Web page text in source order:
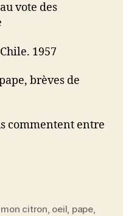
vote des
1957
brèves de
commentent entre
citron, oeil, pape,